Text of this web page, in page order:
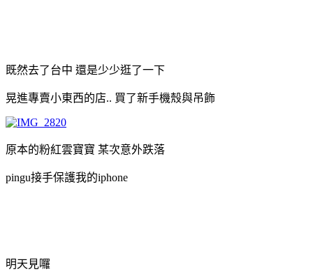
既然去了台中 還是少少逛了一下
晃進專賣小東西的店.. 買了新手機殼與吊飾
原本的粉紅雲寶寶 某次意外跌落
pingu接手保護我的iphone
明天見囉